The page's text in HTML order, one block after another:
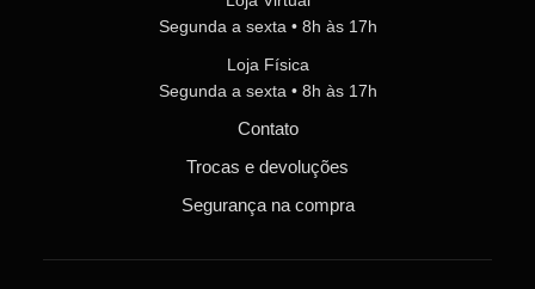
Segunda a sexta • 8h às 17h
Loja Física
Segunda a sexta • 8h às 17h
Contato
Trocas e devoluções
Segurança na compra